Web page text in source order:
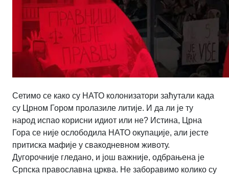
Сетимо се како су НАТО колонизатори заћутали када
су Црном Гором пролазиле литије. И да ли је ту
народ испао корисни идиот или не? Истина, Црна
Гора се није ослободила НАТО окупације, али јесте
притиска мафије у свакодневном животу.
Дугорочније гледано, и још важније, одбрањена је
Српска православна црква. Не заборавимо колико су